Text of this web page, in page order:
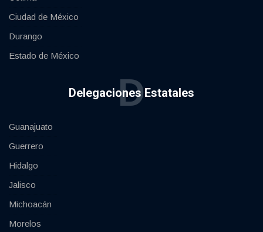
Ciudad de México
Durango
Estado de México
Delegaciones Estatales
D
Guanajuato
Guerrero
Hidalgo
Jalisco
Michoacán
Morelos